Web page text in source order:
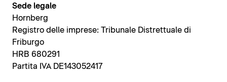
Sede legale
Hornberg
Registro delle imprese: Tribunale Distrettuale di
Friburgo
HRB 680291
Partita IVA DE143052417